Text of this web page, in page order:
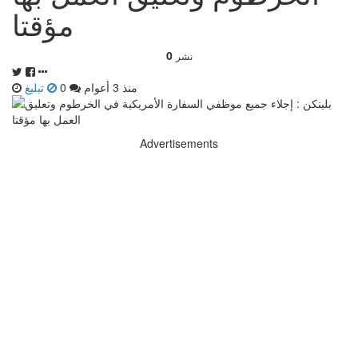
مؤقتا
0 نشر
منذ 3 أعوام تبليغ
Advertisements